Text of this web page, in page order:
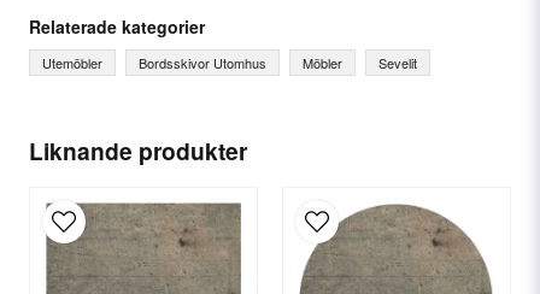
Liknande produkter
Fråga oss något om denna produkten...
Ditt namn
email
E-postadress
Relaterade kategorier
Utemöbler Bordsskivor Utomhus Möbler Sevelit